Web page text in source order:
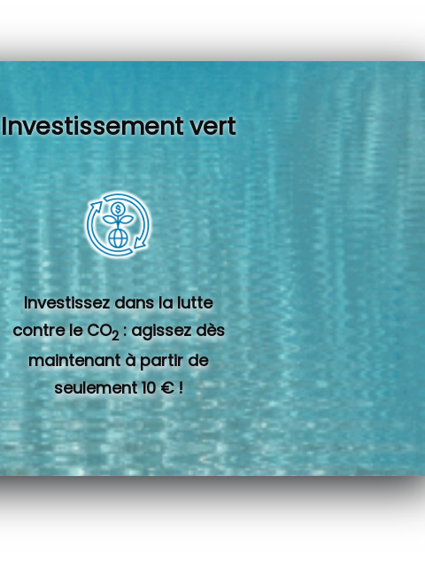
Investissement vert
Investissez dans la lutte
contre le CO2 : agissez dès
maintenant à partir de
seulement 10 € !